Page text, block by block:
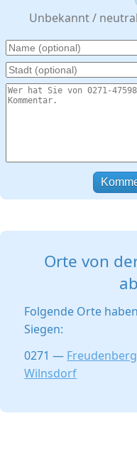
Unbekannt /
Orte von
Folgende Orte
Siegen:
0271 — Freudenberg
Wilnsdorf